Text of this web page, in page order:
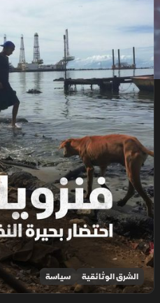
الشرق الوثائقية سياسة